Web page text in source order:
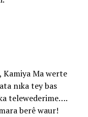
Kamiya Ma werte
nıka tey bas
telewederime….
berê waur!